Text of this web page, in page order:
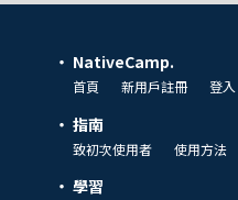
NativeCamp.
首頁 新用戶註冊 登入
指南
致初次使用者 使用方法
學習